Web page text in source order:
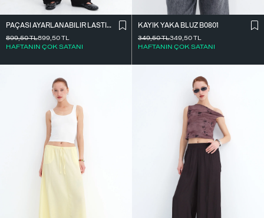
PAÇASI AYARLANABILIR LASTIKLI EŞOFMAN EŞF10690
899,50TL
HAFTANIN ÇOK SATANI
899,50TL
KAYIK YAKA BLUZ B0801
349,50TL
HAFTANIN ÇOK SATANI
349,50TL